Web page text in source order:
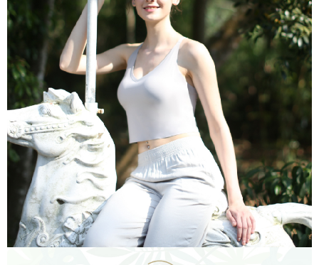
「AFTEE先享後付」，若未經同意申辦者引起之損失，本公司不負相關責
任。
４．使用「AFTEE先享後付」時，將依據個別帳號之用戶狀況，依本公司即
時審查核予不同之上限額度；若仍有額度不足之情形，本公司將視審查結果
請求用戶進行身份認證。
５．嚴禁一人註冊多個帳號或使用他人資訊註冊。若發現惡意使用之情形，
恩沛科技股份有限公司將有權停止該用戶之使用額度並採取法律行動。